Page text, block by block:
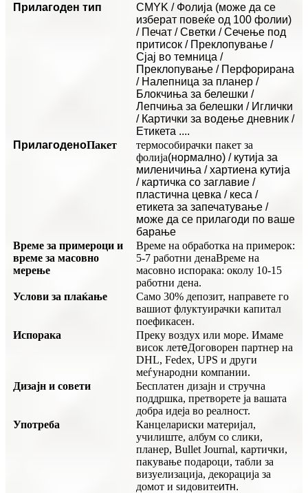
Прилагоден тип
CMYK / Фолија (може да се
изберат повеќе од 100 фолии)
/ Печат / Светки / Сечење под
притисок / Преклопување /
Сјај во темница /
Преклопување / Перфорирана
/ Налепница за планер /
Блокчиња за белешки /
Лепчиња за белешки / Иглички
/ Картички за водење дневник /
Етикета ....
ПрилагоденоПакет
термособирачки пакет за
фолија(нормално) / кутија за
миленичиња / хартиена кутија
/ картичка со заглавие /
пластична цевка / кеса /
етикета за запечатување /
може да се прилагоди по ваше
барање
Време за примероци и
време за масовно
мерење
Време на обработка на примерок:
5-7 работни денаВреме на
масовно испорака: околу 10-15
работни дена.
Услови за плаќање
Само 30% депозит, направете го
вашиот флуктуирачки капитал
поефикасен.
Испорака
Преку воздух или море. Имаме
висок летеДоговорен партнер на
DHL, Fedex, UPS и други
меѓународни компании.
Дизајн и совети
Бесплатен дизајн и стручна
поддршка, претворете ја вашата
добра идеја во реалност.
Употреба
Канцелариски материјал,
училиште, албум со слики,
планер, Bullet Journal, картички,
пакување подароци, табли за
визуелизација, декорација за
домот и ѕидовитеитн.